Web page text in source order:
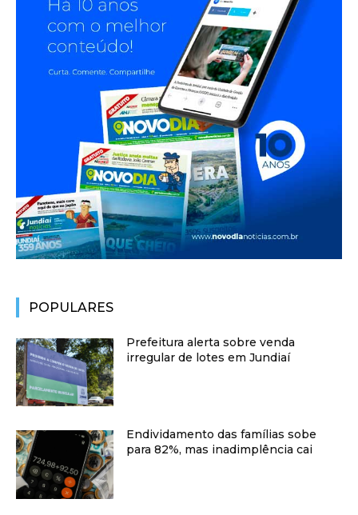
POPULARES
Prefeitura alerta sobre venda
irregular de lotes em Jundiaí
Endividamento das famílias sobe
para 82%, mas inadimplência cai